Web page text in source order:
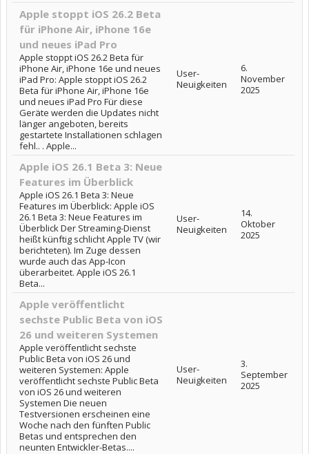
Apple stoppt iOS 26.2 Beta
für iPhone Air, iPhone 16e
und neues iPad Pro
Apple stoppt iOS 26.2 Beta für
iPhone Air, iPhone 16e und neues
iPad Pro: Apple stoppt iOS 26.2
Beta für iPhone Air, iPhone 16e
und neues iPad Pro Für diese
Geräte werden die Updates nicht
länger angeboten, bereits
gestartete Installationen schlagen
fehl.. . Apple...
User-
Neuigkeiten
6.
November
2025
Apple iOS 26.1 Beta 3: Neue
Features im Überblick
Apple iOS 26.1 Beta 3: Neue
Features im Überblick: Apple iOS
26.1 Beta 3: Neue Features im
Überblick Der Streaming-Dienst
heißt künftig schlicht Apple TV (wir
berichteten). Im Zuge dessen
wurde auch das App-Icon
überarbeitet. Apple iOS 26.1
Beta...
User-
Neuigkeiten
14.
Oktober
2025
Apple veröffentlicht
sechste Public Beta von iOS
26 und weiteren Systemen
Apple veröffentlicht sechste
Public Beta von iOS 26 und
weiteren Systemen: Apple
veröffentlicht sechste Public Beta
von iOS 26 und weiteren
Systemen Die neuen
Testversionen erscheinen eine
Woche nach den fünften Public
Betas und entsprechen den
neunten Entwickler-Betas....
User-
Neuigkeiten
3.
September
2025